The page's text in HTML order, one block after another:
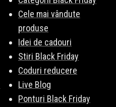
Cele mai vândute
produse
Idei de cadouri
Stiri Black Friday
Coduri reducere
Live Blog
Ponturi Black Friday